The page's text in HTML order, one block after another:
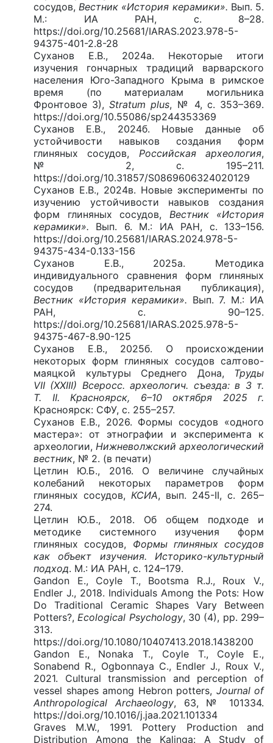
сосудов,Вестник «История керамики». Вып. 5.
М.: ИА РАН, с. 8–28.
https://doi.org/10.25681/IARAS.2023.978-5-
94375-401-2.8-28
Суханов Е.В., 2024а. Некоторые итоги
изучения гончарных традиций варварского
населения Юго-Западного Крыма в римское
время (по материалам могильника
Фронтовое 3),Stratum plus, № 4, с. 353–369.
https://doi.org/10.55086/sp244353369
Суханов Е.В., 2024б. Новые данные об
устойчивости навыков создания форм
глиняных сосудов, Российская археология,
№ 2, с. 195–211.
https://doi.org/10.31857/S0869606324020129
Суханов Е.В., 2024в. Новые эксперименты по
изучению устойчивости навыков создания
форм глиняных сосудов, Вестник «История
керамики». Вып. 6. М.: ИА РАН, с. 133–156.
https://doi.org/10.25681/IARAS.2024.978-5-
94375-434-0.133-156
Суханов Е.В., 2025а. Методика
индивидуального сравнения форм глиняных
сосудов (предварительная публикация),
Вестник «История керамики». Вып. 7. М.: ИА
РАН, с. 90–125.
https://doi.org/10.25681/IARAS.2025.978-5-
94375-467-8.90-125
Суханов Е.В., 2025б. О происхождении
некоторых форм глиняных сосудов салтово-
маяцкой культуры Среднего Дона, Труды
VII (XXIII) Всеросс. археологич. съезда: в 3 т.
Т. II. Красноярск, 6–10 октября 2025 г.
Красноярск: СФУ, с. 255–257.
Суханов Е.В., 2026. Формы сосудов «одного
мастера»: от этнографии и эксперимента к
археологии, Нижневолжский археологический
вестник, № 2. (в печати)
Цетлин Ю.Б., 2016. О величине случайных
колебаний некоторых параметров форм
глиняных сосудов, КСИА, вып. 245-II, с. 265–
274.
Цетлин Ю.Б., 2018. Об общем подходе и
методике системного изучения форм
глиняных сосудов, Формы глиняных сосудов
как объект изучения. Историко-культурный
подход. М.: ИА РАН, с. 124–179.
Gandon E., Coyle T., Bootsma R.J., Roux V.,
Endler J., 2018. Individuals Among the Pots: How
Do Traditional Ceramic Shapes Vary Between
Potters?,Ecological Psychology, 30 (4), pp. 299–
313.
https://doi.org/10.1080/10407413.2018.1438200
Gandon E., Nonaka T., Coyle T., Coyle E.,
Sonabend R., Ogbonnaya C., Endler J., Roux V.,
2021. Cultural transmission and perception of
vessel shapes among Hebron potters, Journal of
Anthropological Archaeology, 63, № 101334.
https://doi.org/10.1016/j.jaa.2021.101334
Graves M.W., 1991. Pottery Production and
Distribution Among the Kalinga: A Study of